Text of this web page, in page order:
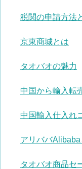
税関の申請方法
京東商城とは
タオバオの魅力
中国から輸入転
中国輸入仕入れ
アリババAlibaba
タオバオ商品セ